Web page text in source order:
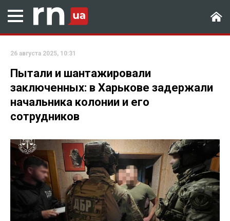
26 августа 2025, 10:31
Пытали и шантажировали
заключенных: в Харькове задержали
начальника колонии и его
сотрудников